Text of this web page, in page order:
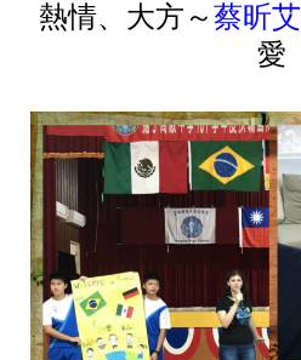
熱情、大方～蔡昕艾
愛